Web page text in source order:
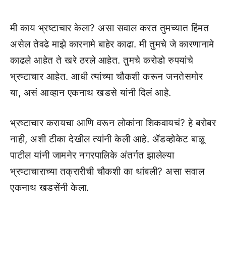
मी काय भ्रष्टाचार केला? असा सवाल करत तुमच्यात हिंमत
असेल तेवढे माझे कारनामे बाहेर काढा. मी तुमचे जे कारणानामे
काढले आहेत ते खरे ठरले आहेत. तुमचे करोडो रुपयांचे
भ्रष्टाचार आहेत. आधी त्यांच्या चौकशी करून जनतेसमोर
या, असं आव्हान एकनाथ खडसे यांनी दिलं आहे.
भ्रष्टाचार करायचा आणि वरून लोकांना शिकवायचं? हे बरोबर
नाही, अशी टीका देखील त्यांनी केली आहे. ॲडव्होकेट बाळू
पाटील यांनी जामनेर नगरपालिके अंतर्गत झालेल्या
भ्रष्टाचाराच्या तक्रारीची चौकशी का थांबली? असा सवाल
एकनाथ खडसेंनी केला.